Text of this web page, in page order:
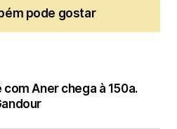
pode gostar
Aner chega à 150a.